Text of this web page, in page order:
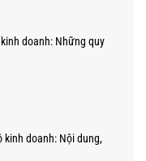
doanh: Những quy
kinh doanh: Nội dung,